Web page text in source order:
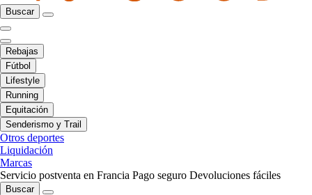
Buscar
Rebajas
Fútbol
Lifestyle
Running
Equitación
Senderismo y Trail
Otros deportes
Liquidación
Marcas
Servicio postventa en Francia Pago seguro Devoluciones fáciles
Buscar